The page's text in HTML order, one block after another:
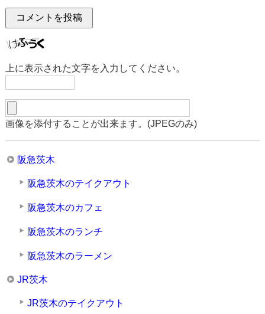
上に表示された文字を入力してください。
画像を添付することが出来ます。(JPEGのみ)
阪急茨木
阪急茨木のテイクアウト
阪急茨木のカフェ
阪急茨木のランチ
阪急茨木のラーメン
JR茨木
JR茨木のテイクアウト